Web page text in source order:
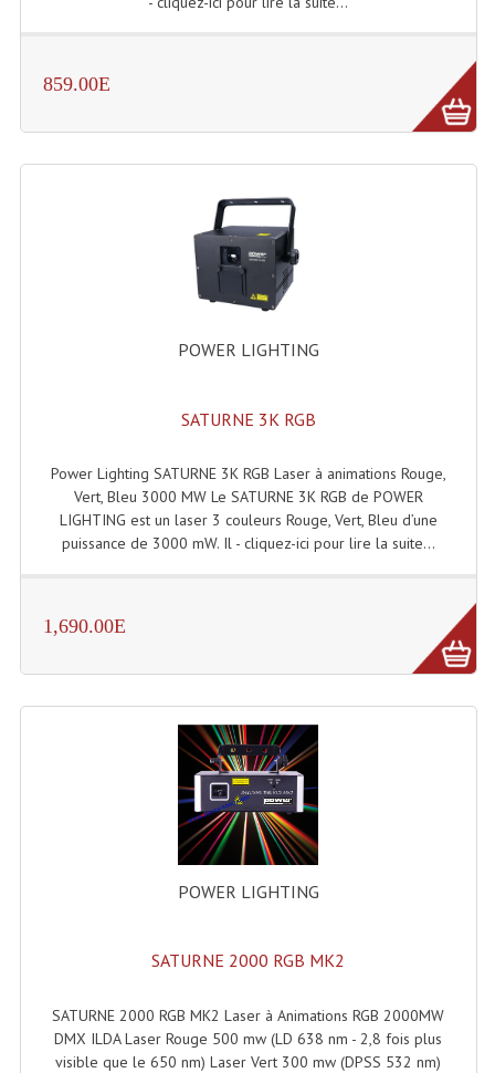
859.00E
POWER LIGHTING
SATURNE 3K RGB
Power Lighting SATURNE 3K RGB Laser à animations Rouge,
Vert, Bleu 3000 MW Le SATURNE 3K RGB de POWER
LIGHTING est un laser 3 couleurs Rouge, Vert, Bleu d’une
puissance de 3000 mW. Il - cliquez-ici pour lire la suite...
1,690.00E
POWER LIGHTING
SATURNE 2000 RGB MK2
SATURNE 2000 RGB MK2 Laser à Animations RGB 2000MW
DMX ILDA Laser Rouge 500 mw (LD 638 nm - 2,8 fois plus
visible que le 650 nm) Laser Vert 300 mw (DPSS 532 nm)